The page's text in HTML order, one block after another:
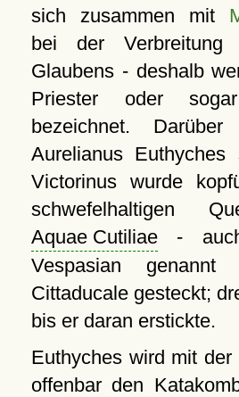
sich zusammen mit
bei der Verbreitung
Glaubens - deshalb
Priester oder
bezeichnet.
Aurelianus
Victorinus wurde
schwefelhaltigen
Aquae Cutiliae- auch
Vespasian
Cittaducale gesteckt;
bis er daran erstickte.
Euthyches wird mit
offenbar den